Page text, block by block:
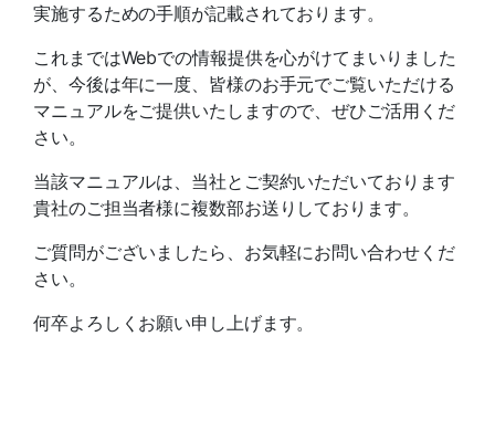
実施するための手順が記載されております。
これまではWebでの情報提供を心がけてまいりました
が、今後は年に一度、皆様のお手元でご覧いただける
マニュアルをご提供いたしますので、ぜひご活用くだ
さい。
当該マニュアルは、当社とご契約いただいております
貴社のご担当者様に複数部お送りしております。
ご質問がございましたら、お気軽にお問い合わせくだ
さい。
何卒よろしくお願い申し上げます。